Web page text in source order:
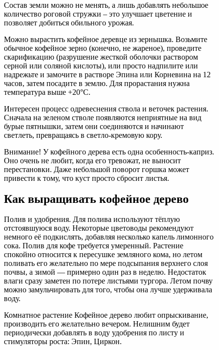
Состав земли можно не менять, а лишь добавлять небольшое
количество роговой стружки – это улучшает цветение и
позволяет добиться обильного урожая.
Можно вырастить кофейное деревце из зернышка. Возьмите
обычное кофейное зерно (конечно, не жареное), проведите
скарификацию (разрушение жесткой оболочки раствором
серной или соляной кислоты), или просто надпилите или
надрежьте и замочите в растворе Эпина или Корневина на 12
часов, затем посадите в землю. Для прорастания нужна
температура выше +20°С.
Интересен процесс одревеснения ствола и веточек растения.
Сначала на зеленом стволе появляются неприятные на вид
бурые пятнышки, затем они соединяются и начинают
светлеть, превращаясь в светло-кремовую кору.
Внимание! У кофейного дерева есть одна особенность-каприз.
Оно очень не любит, когда его тревожат, не выносит
перестановки. Даже небольшой поворот горшка может
привести к тому, что куст просто сбросит листья.
Как выращивать кофейное дерево
Полив и удобрения. Для полива используют тёплую
отстоявшуюся воду. Некоторые цветоводы рекомендуют
немного её подкислять, добавляя несколько капель лимонного
сока. Полив для кофе требуется умеренный. Растение
спокойно относится к пересушке земляного кома, но летом
поливать его желательно по мере подсыпания верхнего слоя
почвы, а зимой — примерно один раз в неделю. Недостаток
влаги сразу заметен по потере листьями тургора. Летом почву
можно замульчировать для того, чтобы она лучше удерживала
воду.
Комнатное растение Кофейное дерево любит опрыскивание,
производить его желательно вечером. Нелишним будет
периодически добавлять в воду удобрения по листу и
стимуляторы роста: Эпин, Циркон.